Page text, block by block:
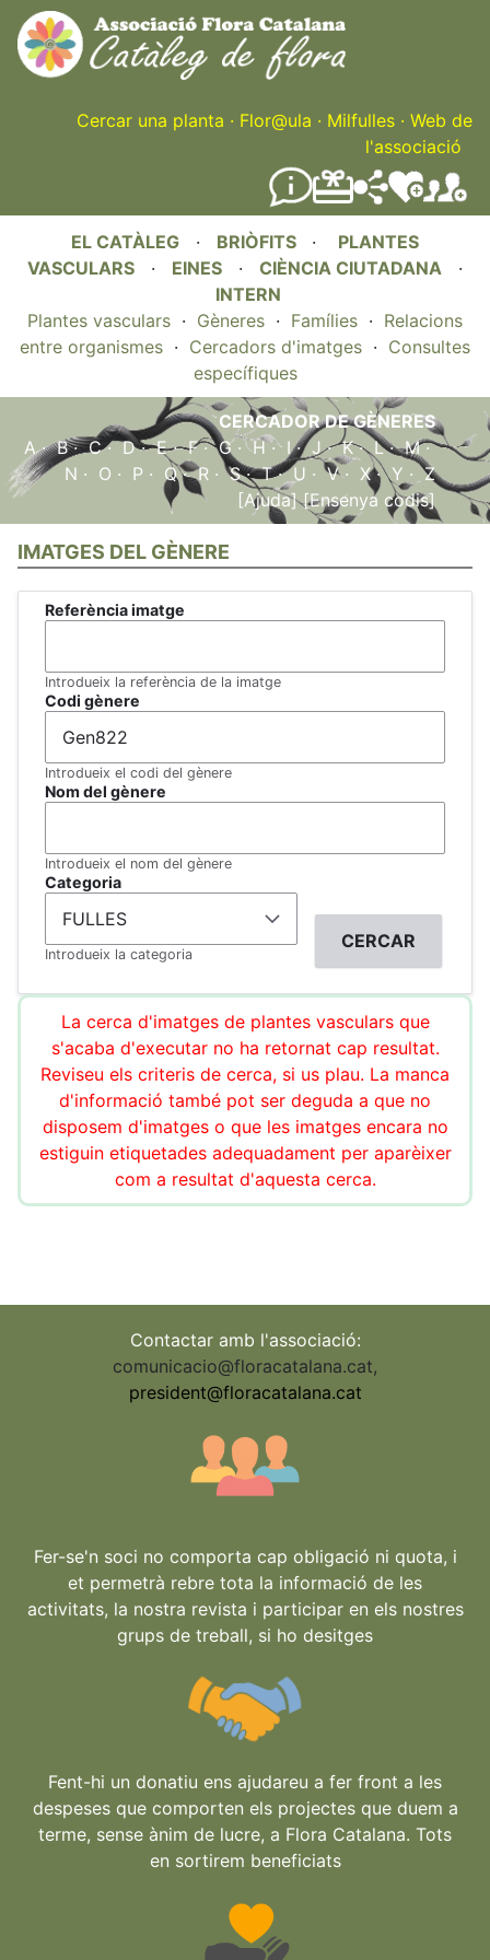
Skip
to
main
content
Cercar una planta · Flor@ula · Milfulles · Web de
l'associació
EL CATÀLEG · BRIÒFITS · PLANTES
VASCULARS · EINES · CIÈNCIA CIUTADANA ·
INTERN
Plantes vasculars · Gèneres · Famílies · Relacions
entre organismes · Cercadors d'imatges · Consultes
específiques
CERCADOR DE GÈNERES
A·B·C·D·E·F·G·H · I·J·K·L·M·
N · O · P · Q·R ·S·T·U ·V· X·Y ·Z
[Ajuda][Ensenya codis]
IMATGES DEL GÈNERE
Referència imatge
Introdueix la referència de la imatge
Codi gènere
Introdueix el codi del gènere
Nom del gènere
Introdueix el nom del gènere
Categoria
Introdueix la categoria
La cerca d'imatges de plantes vasculars que
s'acaba d'executar no ha retornat cap resultat.
Reviseu els criteris de cerca, si us plau. La manca
d'informació també pot ser deguda a que no
disposem d'imatges o que les imatges encara no
estiguin etiquetades adequadament per aparèixer
com a resultat d'aquesta cerca.
Contactar amb l'associació:
comunicacio@floracatalana.cat,
president@floracatalana.cat
Fer-se'n soci no comporta cap obligació ni quota, i
et permetrà rebre tota la informació de les
activitats, la nostra revista i participar en els nostres
grups de treball, si ho desitges
Fent-hi un donatiu ens ajudareu a fer front a les
despeses que comporten els projectes que duem a
terme, sense ànim de lucre, a Flora Catalana. Tots
en sortirem beneficiats